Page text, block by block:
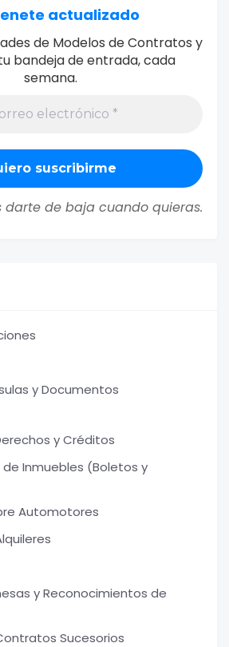
actualizado
de Modelos de Contratos y
bandeja de entrada, cada
semana.
darte de baja cuando quieras.
y Documentos
y Créditos
Inmuebles (Boletos y
Automotores
y Reconocimientos de
Sucesorios